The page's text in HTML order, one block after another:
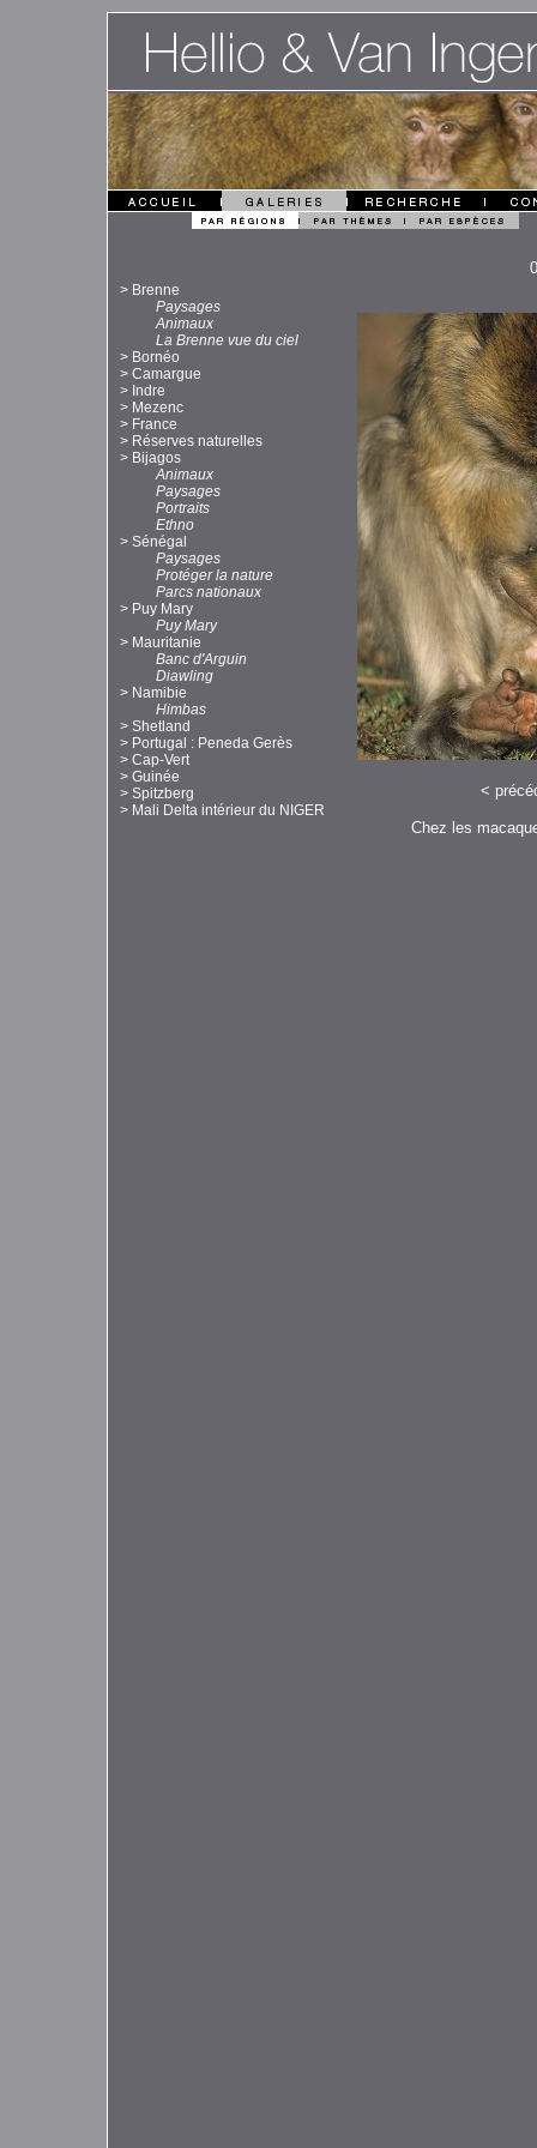
> Brenne
Paysages
Animaux
La Brenne vue du ciel
> Bornéo
> Camargue
> Indre
> Mezenc
> France
> Réserves naturelles
> Bijagos
Animaux
Paysages
Portraits
Ethno
> Sénégal
Paysages
Protéger la nature
Parcs nationaux
> Puy Mary
Puy Mary
> Mauritanie
Banc d'Arguin
Diawling
> Namibie
Himbas
> Shetland
> Portugal : Peneda Gerès
> Cap-Vert
> Guinée
> Spitzberg
> Mali Delta intérieur du NIGER
<
Chez les